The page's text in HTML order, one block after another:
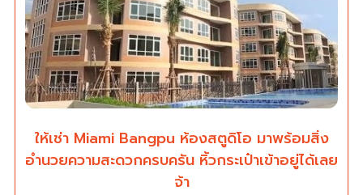
ให้เช่า Miami Bangpu ห้องสตูดิโอ มาพร้อมสิ่ง
อำนวยความสะดวกครบครัน หิ้วกระเป๋าเข้าอยู่ได้เลย
จ้า